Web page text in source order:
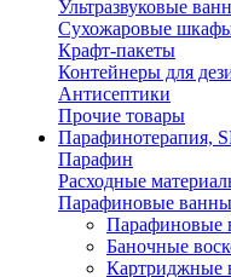
Ультразвуковые
Сухожаровые шкафы
Крафт-пакеты
Контейнеры для
Антисептики
Прочие товары
Парафинотерапия,
Парафин
Расходные
Парафиновые
Парафиновые
Баночные
Картриджные